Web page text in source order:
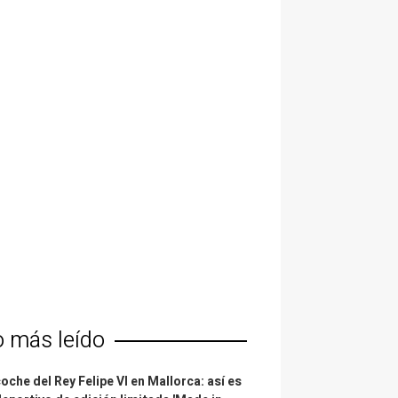
más leído
del Rey Felipe VI en Mallorca: así es